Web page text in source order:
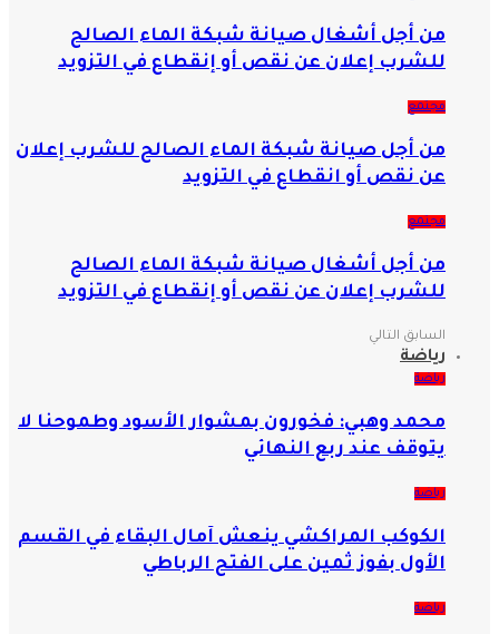
من أجل أشغال صيانة شبكة الماء الصالح
للشرب إعلان عن نقص أو إنقطاع في التزويد
مجتمع
من أجل صيانة شبكة الماء الصالح للشرب إعلان
عن نقص أو انقطاع في التزويد
مجتمع
من أجل أشغال صيانة شبكة الماء الصالح
للشرب إعلان عن نقص أو إنقطاع في التزويد
السابق التالي
رياضة
رياضة
محمد وهبي: فخورون بمشوار الأسود وطموحنا لا
يتوقف عند ربع النهائي
رياضة
الكوكب المراكشي ينعش آمال البقاء في القسم
الأول بفوز ثمين على الفتح الرباطي
رياضة